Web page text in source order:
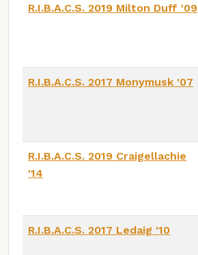
R.I.B.A.C.S. 2019 Milton Duff '09
R.I.B.A.C.S. 2017 Monymusk '07
R.I.B.A.C.S. 2019 Craigellachie
'14
R.I.B.A.C.S. 2017 Ledaig '10